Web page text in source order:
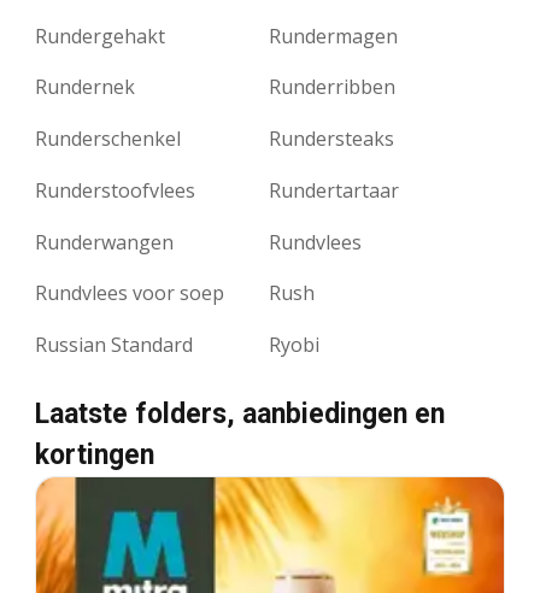
Rundergehakt
Rundermagen
Rundernek
Runderribben
Runderschenkel
Rundersteaks
Runderstoofvlees
Rundertartaar
Runderwangen
Rundvlees
Rundvlees voor soep
Rush
Russian Standard
Ryobi
Laatste folders, aanbiedingen en
kortingen